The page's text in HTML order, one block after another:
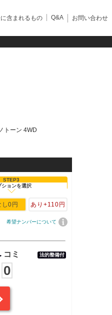
含まれるもの Q&A お問い合わせ
トーン 4WD
STEP3
ションを選択
し0円 あり +110円
希望ナンバーについて
コミ 法的整備付
0